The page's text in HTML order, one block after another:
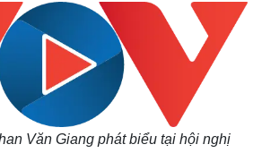
Văn Giang phát biểu tại hội nghị